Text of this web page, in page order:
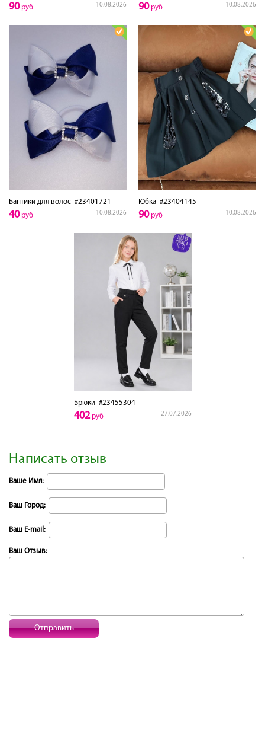
10.08.2026
90руб 10.08.2026
90руб
Бантики для волос #23401721
10.08.2026
40руб
Юбка #23404145
10.08.2026
90руб
Брюки#23455304
27.07.2026
402руб
Написать отзыв
Ваше Имя:
Ваш Город:
Ваш E-mail:
Ваш Отзыв:
Отправить